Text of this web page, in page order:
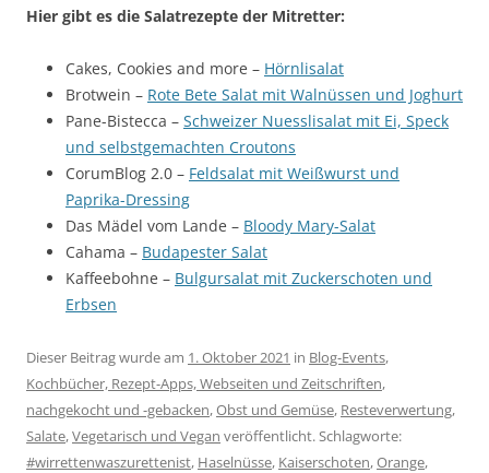
Hier gibt es die Salatrezepte der Mitretter:
Cakes, Cookies and more – Hörnlisalat
Brotwein – Rote Bete Salat mit Walnüssen und Joghurt
Pane-Bistecca – Schweizer Nuesslisalat mit Ei, Speck
und selbstgemachten Croutons
CorumBlog 2.0 – Feldsalat mit Weißwurst und
Paprika-Dressing
Das Mädel vom Lande – Bloody Mary-Salat
Cahama – Budapester Salat
Kaffeebohne – Bulgursalat mit Zuckerschoten und
Erbsen
Dieser Beitrag wurde am 1. Oktober 2021 in Blog-Events,
Kochbücher, Rezept-Apps, Webseiten und Zeitschriften,
nachgekocht und -gebacken,Obst und Gemüse, Resteverwertung,
Salate,Vegetarisch und Vegan veröffentlicht. Schlagworte:
#wirrettenwaszurettenist, Haselnüsse, Kaiserschoten,Orange,